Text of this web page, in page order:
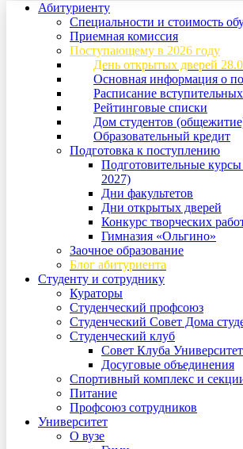
Абитуриенту
Специальности и стоимость
Приемная комиссия
Поступающему в 2026 году
День открытых дверей
Основная информация о
Расписание
Рейтинговые списки
Дом студентов
Образовательный кредит
Подготовка к поступлению
Подготовительные
2027)
Дни факультетов
Дни открытых дверей
Конкурс творческих
Гимназия «Ольгино»
Заочное образование
Блог абитуриента
Студенту и сотруднику
Кураторы
Студенческий профсоюз
Студенческий Совет Дома
Студенческий клуб
Совет Клуба
Досуговые объединения
Спортивный комплекс и
Питание
Профсоюз сотрудников
Университет
О вузе